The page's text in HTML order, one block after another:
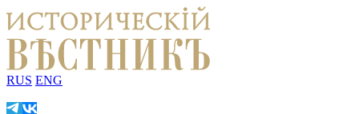
RUS ENG